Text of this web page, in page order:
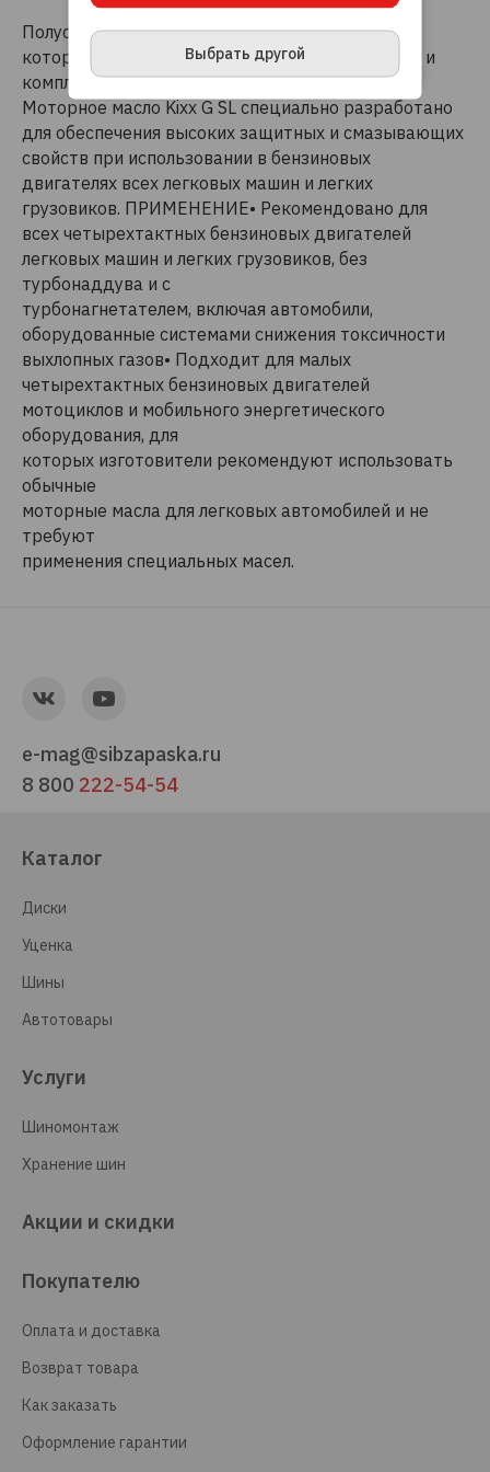
Полусинтетическое моторное масло, в состав
которого входят синтетические базовые масла и
комплексы высокоэффективных присадок.
Моторное масло Kixx G SL специально разработано
для обеспечения высоких защитных и смазывающих
свойств при использовании в бензиновых
двигателях всех легковых машин и легких
грузовиков. ПРИМЕНЕНИЕ• Рекомендовано для
всех четырехтактных бензиновых двигателей
легковых машин и легких грузовиков, без
турбонаддува и с
турбонагнетателем, включая автомобили,
оборудованные системами снижения токсичности
выхлопных газов• Подходит для малых
четырехтактных бензиновых двигателей
мотоциклов и мобильного энергетического
оборудования, для
которых изготовители рекомендуют использовать
обычные
моторные масла для легковых автомобилей и не
требуют
применения специальных масел.
Выбрать другой
e-mag@sibzapaska.ru
8 800 222-54-54
Каталог
Диски
Уценка
Шины
Автотовары
Услуги
Шиномонтаж
Хранение шин
Акции и скидки
Покупателю
Оплата и доставка
Возврат товара
Как заказать
Оформление гарантии